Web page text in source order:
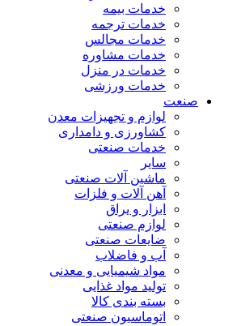
خدمات بیمه
خدمات ترجمه
خدمات مجالس
خدمات مشاوره
خدمات در منزل
خدمات ورزشی
صنعت
لوازم و تجهیزات معدن
کشاورزی و دامداری
خدمات صنعتی
سایر
ماشین آلات صنعتی
آهن آلات و فلزات
ابزار و یراق
لوازم صنعتی
ضایعات صنعتی
آب و فاضلاب
مواد شیمیایی و معدنی
تولید مواد غذایی
بسته بندی کالا
اتوماسیون صنعتی